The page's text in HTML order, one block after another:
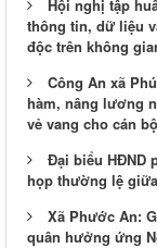
Hội nghị tập
thông tin, dữ liệu
độc trên không
Công An xã
hàm, nâng lương
vẻ vang cho cán
Đại biểu HĐND
họp thường lệ
Xã Phước An:
quân hưởng ứng